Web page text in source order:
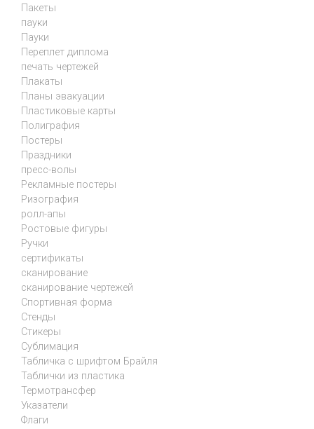
Пакеты
пауки
Пауки
Переплет диплома
печать чертежей
Плакаты
Планы эвакуации
Пластиковые карты
Полиграфия
Постеры
Праздники
пресс-волы
Рекламные постеры
Ризография
ролл-апы
Ростовые фигуры
Ручки
сертификаты
сканирование
сканирование чертежей
Спортивная форма
Стенды
Стикеры
Сублимация
Табличка с шрифтом Брайля
Таблички из пластика
Термотрансфер
Указатели
Флаги